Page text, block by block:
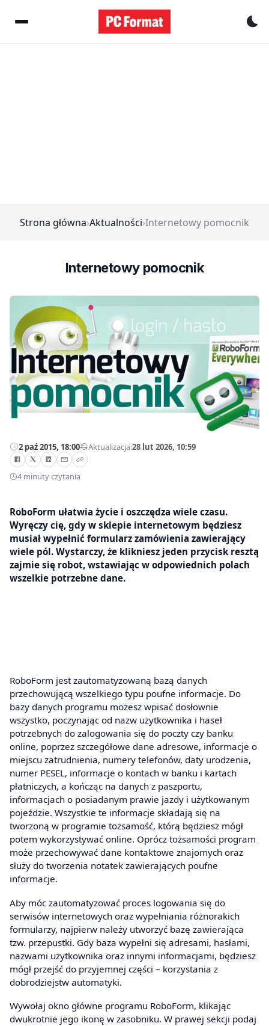
Strona główna›Aktualności›Internetowy pomocnik
Internetowy pomocnik
2 paź 2015, 18:00—Aktualizacja:28 lut 2026, 10:59
4 minuty czytania
RoboForm ułatwia życie i oszczędza wiele czasu.
Wyręczy cię, gdy w sklepie internetowym będziesz
musiał wypełnić formularz zamówienia zawierający
wiele pól. Wystarczy, że klikniesz jeden przycisk resztą
zajmie się robot, wstawiając w odpowiednich polach
wszelkie potrzebne dane.
RoboForm jest zautomatyzowaną bazą danych
przechowującą wszelkiego typu poufne informacje. Do
bazy danych programu możesz wpisać dosłownie
wszystko, poczynając od nazw użytkownika i haseł
potrzebnych do zalogowania się do poczty czy banku
online, poprzez szczegółowe dane adresowe, informacje o
miejscu zatrudnienia, numery telefonów, daty urodzenia,
numer PESEL, informacje o kontach w banku i kartach
płatniczych, a kończąc na danych z paszportu,
informacjach o posiadanym prawie jazdy i użytkowanym
pojeździe. Wszystkie te informacje składają się na
tworzoną w programie tożsamość, którą będziesz mógł
potem wykorzystywać online. Oprócz tożsamości program
może przechowywać dane kontaktowe znajomych oraz
służy do tworzenia notatek zawierających poufne
informacje.
Aby móc zautomatyzować proces logowania się do
serwisów internetowych oraz wypełniania różnorakich
formularzy, najpierw należy utworzyć bazę zawierająca
tzw. przepustki. Gdy baza wypełni się adresami, hasłami,
nazwami użytkownika oraz innymi informacjami, będziesz
mógł przejść do przyjemnej części – korzystania z
dobrodziejstw automatyki.
Wywołaj okno główne programu RoboForm, klikając
dwukrotnie jego ikonę w zasobniku. W prawej sekcji podaj